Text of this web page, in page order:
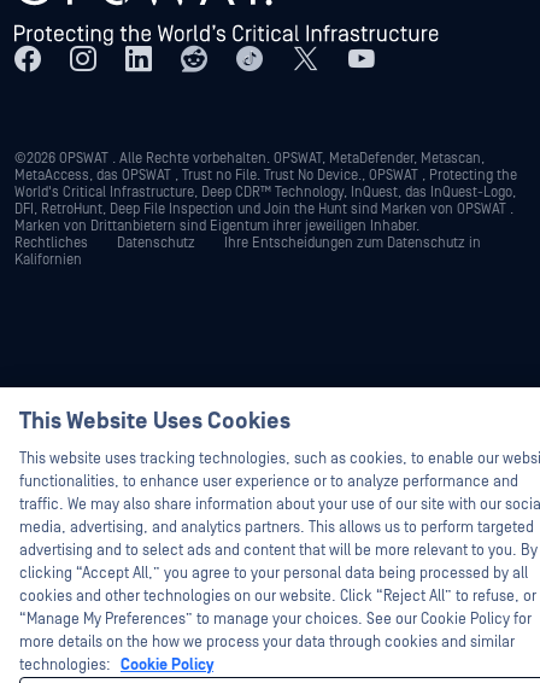
©2026 OPSWAT . Alle Rechte vorbehalten. OPSWAT, MetaDefender, Metascan,
MetaAccess, das OPSWAT , Trust no File. Trust No Device., OPSWAT , Protecting the
World's Critical Infrastructure, Deep CDR™ Technology, InQuest, das InQuest-Logo,
DFI, RetroHunt, Deep File Inspection und Join the Hunt sind Marken von OPSWAT .
Marken von Drittanbietern sind Eigentum ihrer jeweiligen Inhaber.
Rechtliches
Datenschutz
Ihre Entscheidungen zum Datenschutz in
Kalifornien
This Website Uses Cookies
This website uses tracking technologies, such as cookies, to enable our
functionalities, to enhance user experience or to analyze performance and
traffic. We may also share information about your use of our site with our
media, advertising, and analytics partners. This allows us to perform targeted
advertising and to select ads and content that will be more relevant to you. By
clicking “Accept All,” you agree to your personal data being processed by all
cookies and other technologies on our website. Click “Reject All” to refuse, or
“Manage My Preferences” to manage your choices. See our Cookie Policy for
more details on the how we process your data through cookies and similar
technologies: Cookie Policy
Hey there!
I'm Ozzy, your OPSWAT virtual assistant.
How can I help you secure what's critical
today?